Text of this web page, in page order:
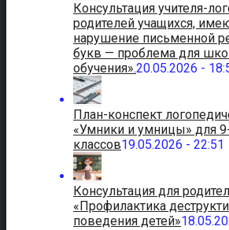
Консультация учителя-
родителей учащихся,
нарушение письменной
букв — проблема для
обучения».20.05.2026 -
План-конспект
«Умники и умницы» для
классов19.05.2026 - 22:51
Консультация для
«Профилактика
поведения детей»